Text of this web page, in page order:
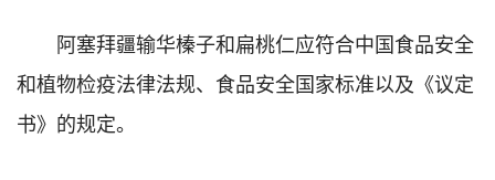
阿塞拜疆输华榛子和扁桃仁应符合中国食品安全
和植物检疫法律法规、食品安全国家标准以及《议定
书》的规定。